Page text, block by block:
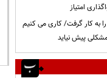
امتیاز
را به کار گرفت/ کاری می کنیم
پیش نیاید